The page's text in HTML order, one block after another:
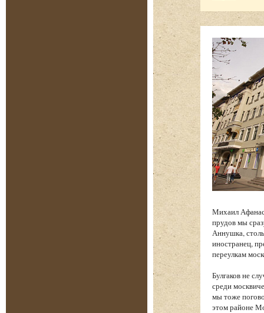
Михаил
прудов мы
Аннушка,
иностранец,
переулкам
Булгаков не
среди
мы тоже
этом районе